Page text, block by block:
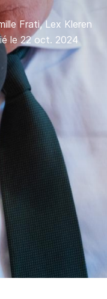
Frati,Lex Kleren
le 22 oct. 2024